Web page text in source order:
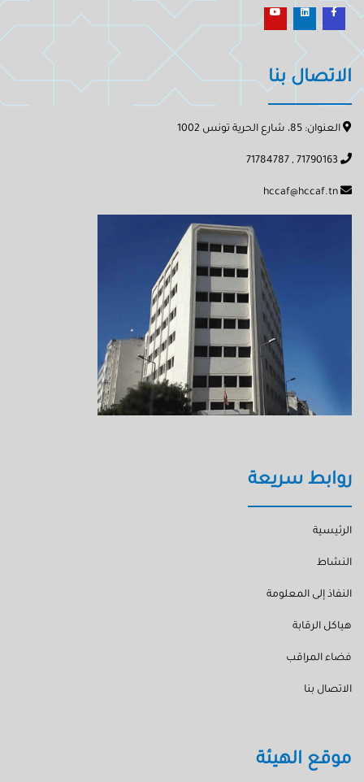
الاتصال بنا
العنوان: 85، شارع الحرية تونس 1002
روابط سريعة
الرئيسية
النشاط
النفاذ إلى المعلومة
هياكل الرقابة
فضاء المراقب
الاتصال بنا
موقع الهيئة